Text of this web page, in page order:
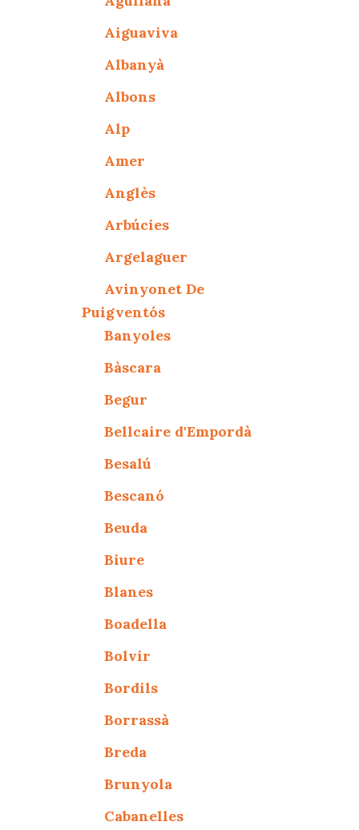
Aiguaviva
Albanyà
Albons
Alp
Amer
Anglès
Arbúcies
Argelaguer
Avinyonet De
Puigventós
Banyoles
Bàscara
Begur
Bellcaire d'Empordà
Besalú
Bescanó
Beuda
Biure
Blanes
Boadella
Bolvir
Bordils
Borrassà
Breda
Brunyola
Cabanelles